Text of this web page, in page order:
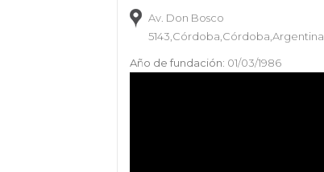
Av. Don Bosco
5143,Córdoba,Córdoba,Argentina
Año de fundación: 01/03/1986